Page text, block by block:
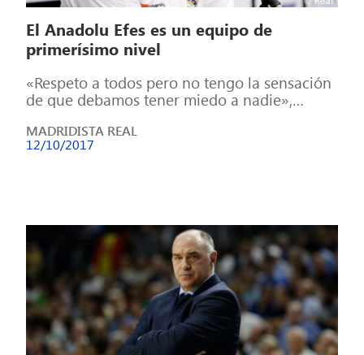
El Anadolu Efes es un equipo de
primerísimo nivel
«Respeto a todos pero no tengo la sensación
de que debamos tener miedo a nadie»,
MADRIDISTA REAL
12/10/2017